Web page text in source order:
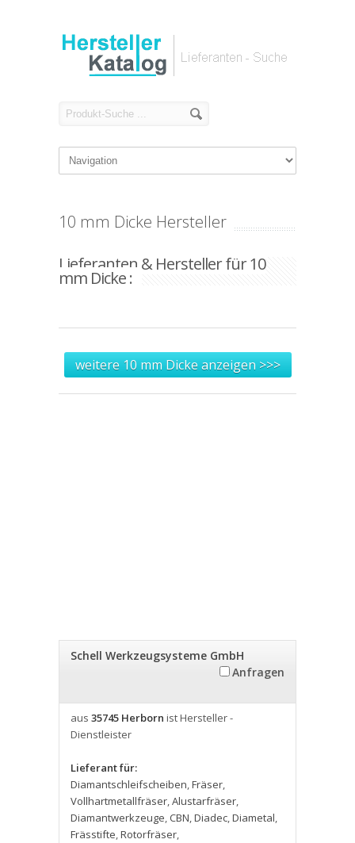
10 mm Dicke Hersteller
Lieferanten & Hersteller für 10
mm Dicke :
weitere 10 mm Dicke anzeigen >>>
Schell Werkzeugsysteme GmbH
Anfragen
aus 35745 Herborn ist Hersteller -
Dienstleister
Lieferant für:
Diamantschleifscheiben,Fräser,
Vollhartmetallfräser,Alustarfräser,
Diamantwerkzeuge, CBN,Diadec,Diametal,
Frässtifte,Rotorfräser,